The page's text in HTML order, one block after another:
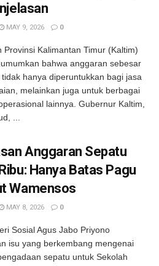
MAY 9, 2026 0
Provinsi Kalimantan Timur (Kaltim)
bahwa anggaran sebesar
hanya diperuntukkan bagi jasa
melainkan juga untuk berbagai
lainnya. Gubernur Kaltim,
...
Anggaran Sepatu
Hanya Batas Pagu
Wamensos
MAY 8, 2026 0
Sosial Agus Jabo Priyono
isu yang berkembang mengenai
sepatu untuk Sekolah